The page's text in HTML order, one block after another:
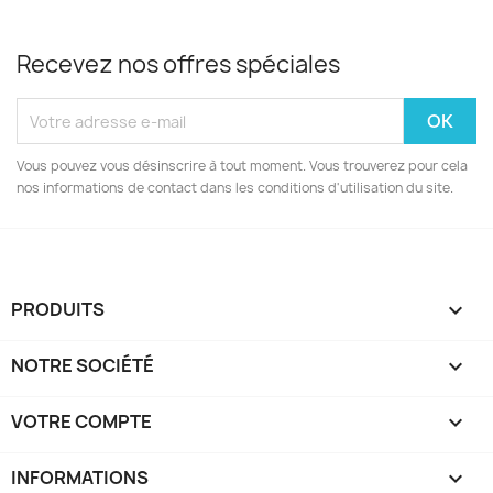
Recevez nos offres spéciales
Vous pouvez vous désinscrire à tout moment. Vous trouverez pour cela
nos informations de contact dans les conditions d'utilisation du site.
PRODUITS 
NOTRE SOCIÉTÉ 
VOTRE COMPTE 
INFORMATIONS keyboard_arrow_down